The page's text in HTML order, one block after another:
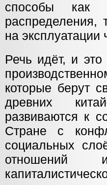
способы как
распределения,
на эксплуатации
Речь идёт, и
которые берут
древних
развиваются к
Стране с
социальных
отношений